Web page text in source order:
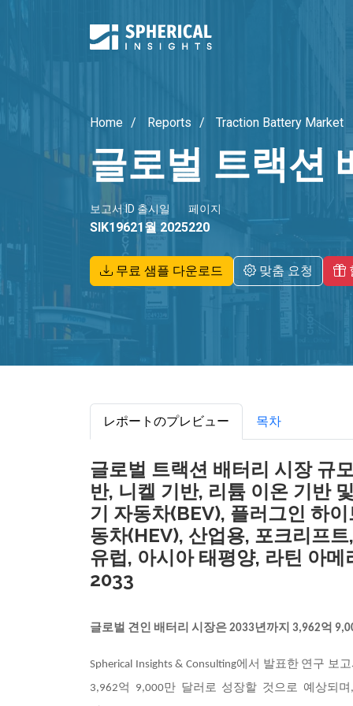
Home Reports Traction Battery Market
글로벌 트랙션
보고서 ID
SIK1962
출시일
1월 2025
페이지
220
무료 샘플 다운로드 맞춤 요청
レポートのプレビュー 목차
글로벌 트랙션 배터리 시장 규
반, 니켈 기반, 리튬 이온 기반
기 자동차(BEV), 플러그인 하
동차(HEV), 산업용, 포크리프
유럽, 아시아 태평양, 라틴 아
2033
글로벌 견인 배터리 시장은 2033년까지 3,962억
Spherical Insights & Consulting에서 발표한 연구 보
3,962억 9,000만 달러로 성장할 것으로 예상되